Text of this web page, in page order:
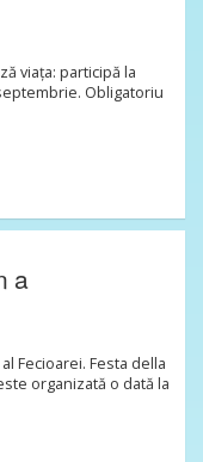
viața: participă la
Obligatoriu
Fecioarei. Festa della
organizată o dată la